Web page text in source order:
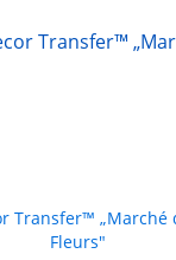
Transfer™ „Marché
Fleurs"